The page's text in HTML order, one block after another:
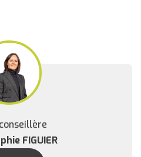
FIGUIER